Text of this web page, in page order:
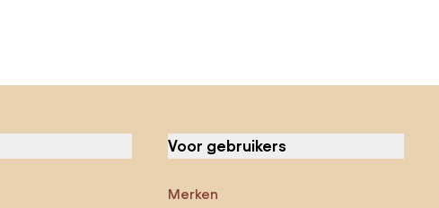
Voor gebruikers
Merken